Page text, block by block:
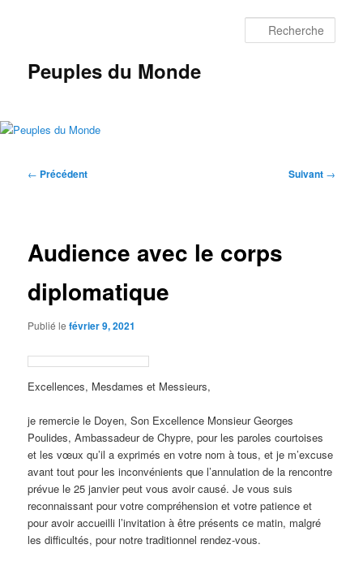
Peuples du Monde
Navigation
← Précédent Suivant →
Audience avec le corps
diplomatique
Publié lefévrier 9, 2021
Excellences, Mesdames et Messieurs,
je remercie le Doyen, Son Excellence Monsieur Georges
Poulides, Ambassadeur de Chypre, pour les paroles courtoises
et les vœux qu’il a exprimés en votre nom à tous, et je m’excuse
avant tout pour les inconvénients que l’annulation de la rencontre
prévue le 25 janvier peut vous avoir causé. Je vous suis
reconnaissant pour votre compréhension et votre patience et
pour avoir accueilli l’invitation à être présents ce matin, malgré
les difficultés, pour notre traditionnel rendez-vous.